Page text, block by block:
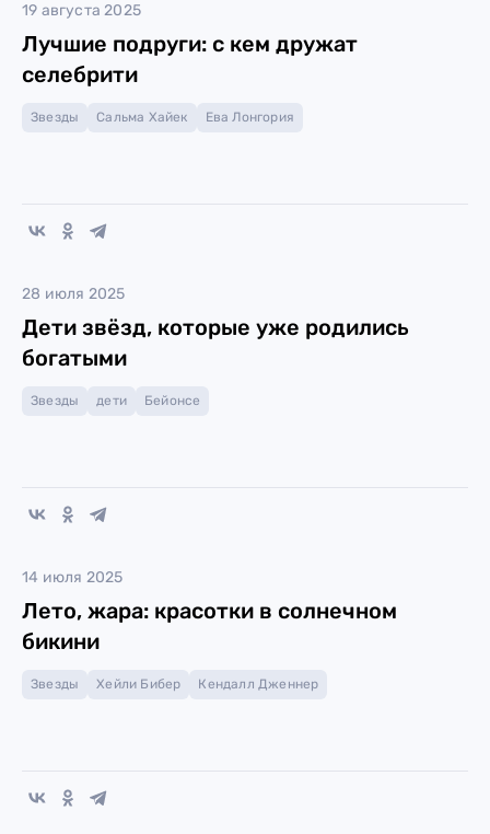
19 августа 2025
Лучшие подруги: с кем дружат
селебрити
Звезды Сальма Хайек Ева Лонгория
28 июля 2025
Дети звёзд, которые уже родились
богатыми
Звезды дети Бейонсе
14 июля 2025
Лето, жара: красотки в солнечном
бикини
Звезды Хейли Бибер Кендалл Дженнер